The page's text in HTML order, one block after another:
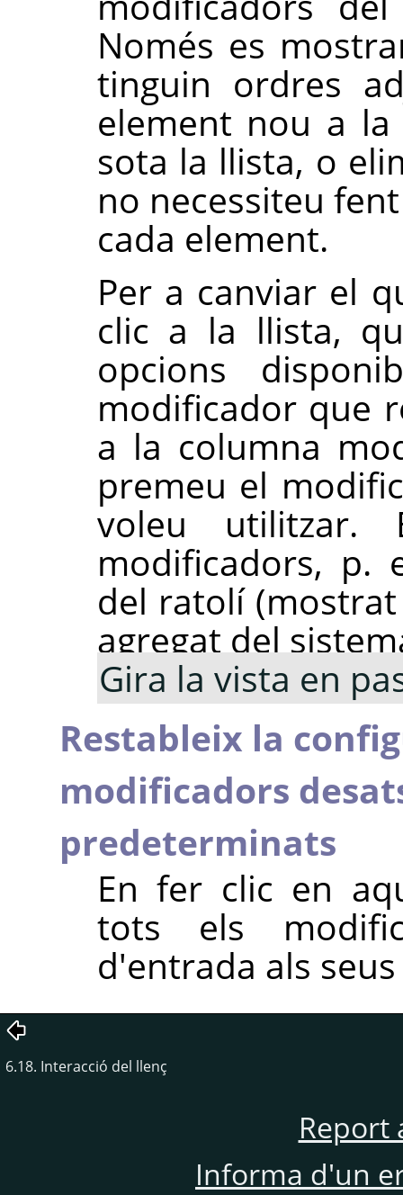
Només es
tinguin ordres
element nou a
sota la llista, o
no necessiteu
cada element.
Per a canviar el
clic a la llista,
opcions
modificador que
a la columna
premeu el
voleu utilitzar.
modificadors, p.
del ratolí
agregat del
Gira la vista en
Restableix la
modificadors
predeterminats
En fer clic en
tots els
d'entrada als
6.18. Interacció del llenç
Report
Informa d'un